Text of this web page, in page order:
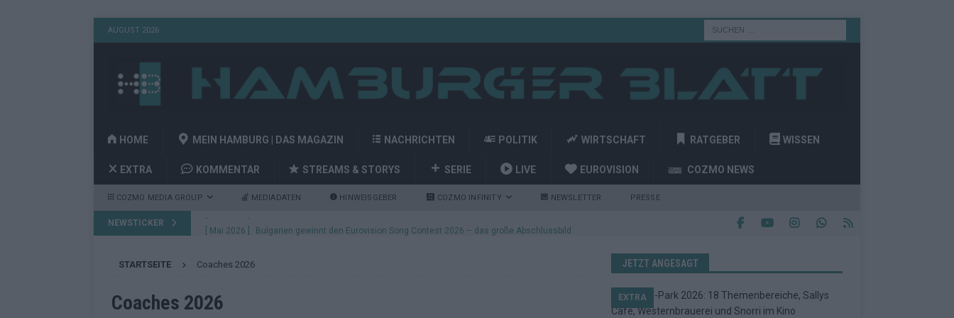
AUGUST 2026
HOME MEIN HAMBURG | DAS MAGAZIN NACHRICHTEN POLITIK WIRTSCHAFT RATGEBER WISSEN
EXTRA KOMMENTAR STREAMS & STORYS SERIE LIVE EUROVISION COZMO NEWS
COZMO MEDIA GROUP MEDIADATEN HINWEISGEBER COZMO INFINITY NEWSLETTER PRESSE
NEWSTICKER
Highlights
STARTSEITE Coaches 2026
Coaches 2026
JETZT ANGESAGT
EXTRA